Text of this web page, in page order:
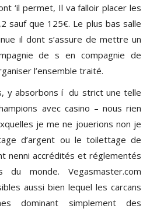
‘il permet, Il va falloir placer les
sauf que 125€. Le plus bas salle
il dont s’assure de mettre un
de s en compagnie de
l’ensemble traité.
y absorbons í du strict une telle
avec casino – nous rien
je me ne jouerions non je
d’argent ou le toilettage de
nenni accrédités et réglementés
du monde. Vegasmaster.com
aussi bien lequel les carcans
dominant simplement des